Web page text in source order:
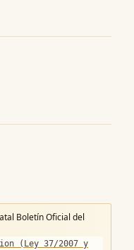
Boletín Oficial del
(Ley 37/2007 y